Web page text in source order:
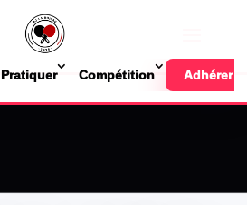
Pratiquer Compétition Adhérer